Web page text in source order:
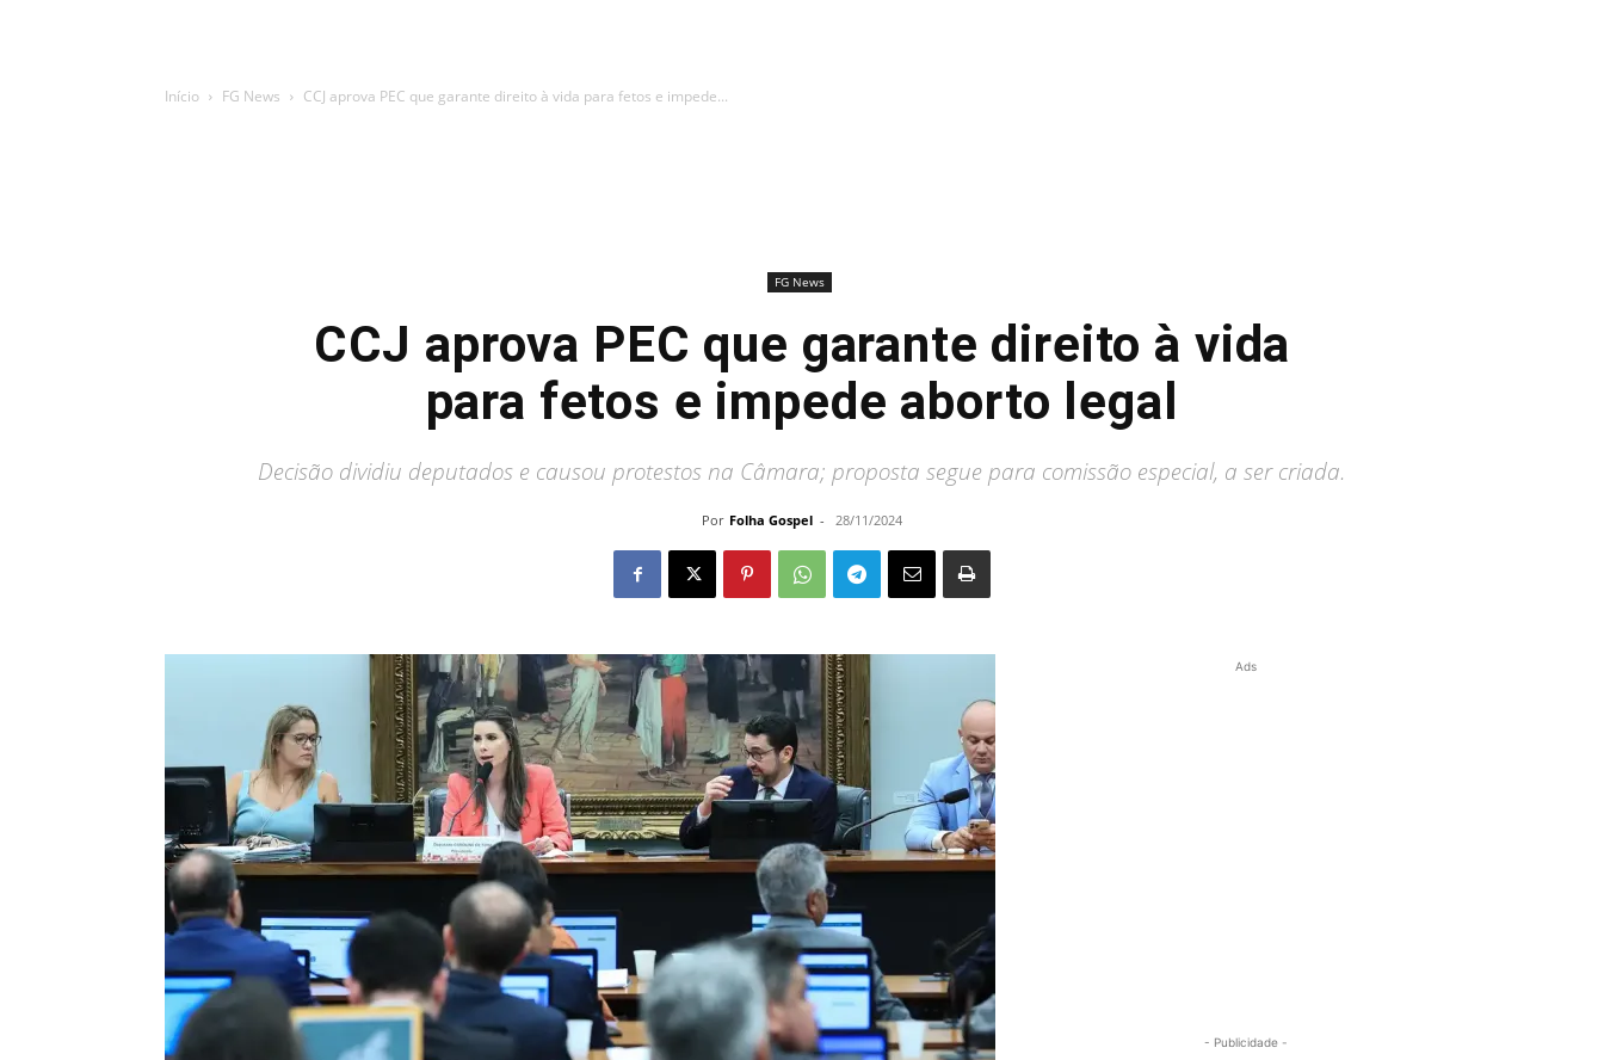
Início FG News CCJ aprova PEC que garante direito à vida para fetos e impede...
FG News
CCJ aprova PEC que garante direito à vida
para fetos e impede aborto legal
Decisão dividiu deputados e causou protestos na Câmara; proposta segue para comissão especial, a ser criada.
Por Folha Gospel - 28/11/2024
Ads
- Publicidade -